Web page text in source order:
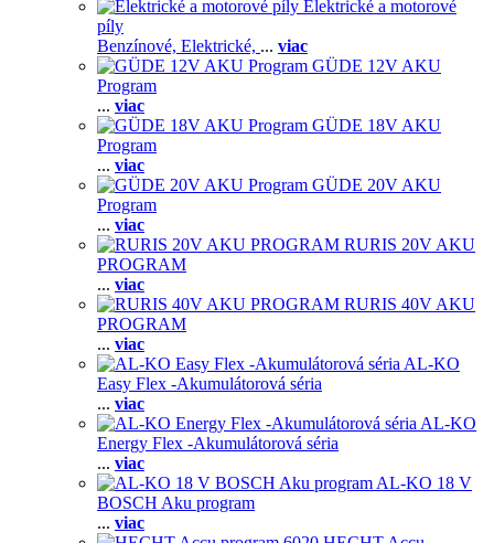
Elektrické a motorové
píly
Benzínové, Elektrické, ... viac
GÜDE 12V AKU
Program
... viac
GÜDE 18V AKU
Program
... viac
GÜDE 20V AKU
Program
... viac
RURIS 20V AKU
PROGRAM
... viac
RURIS 40V AKU
PROGRAM
... viac
AL-KO
Easy Flex -Akumulátorová séria
... viac
AL-KO
Energy Flex -Akumulátorová séria
... viac
AL-KO 18 V
BOSCH Aku program
... viac